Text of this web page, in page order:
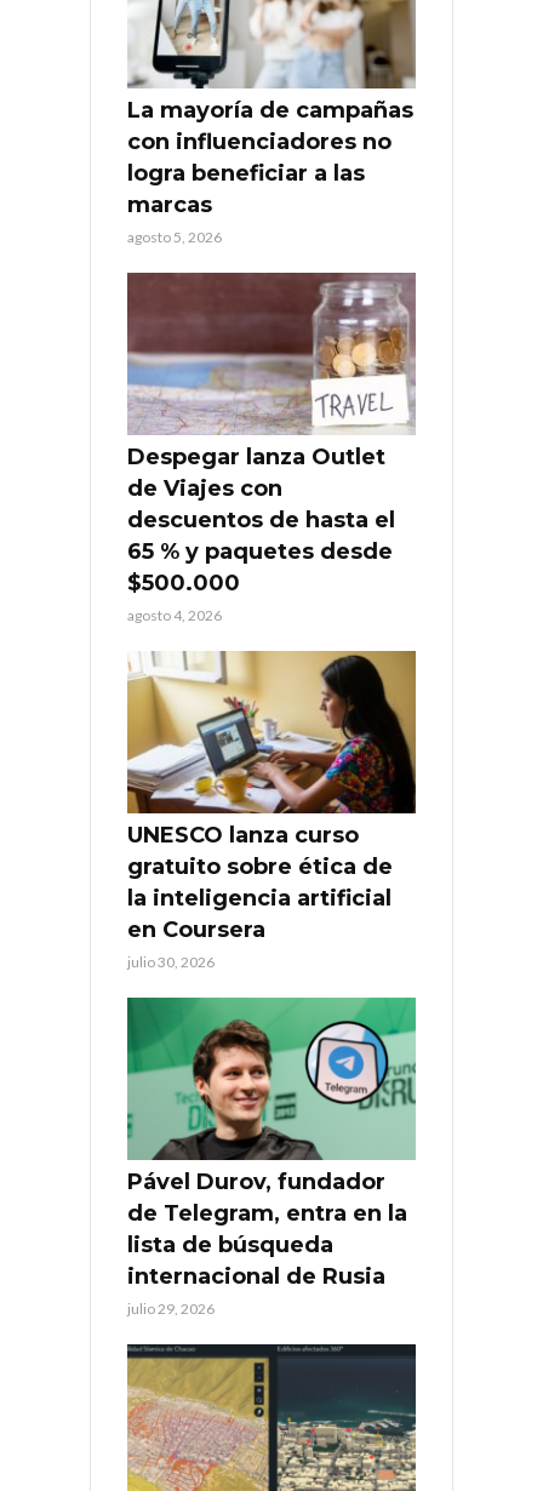
La mayoría de campañas
con influenciadores no
logra beneficiar a las
marcas
agosto 5, 2026
Despegar lanza Outlet
de Viajes con
descuentos de hasta el
65 % y paquetes desde
$500.000
agosto 4, 2026
UNESCO lanza curso
gratuito sobre ética de
la inteligencia artificial
en Coursera
julio 30, 2026
Pável Durov, fundador
de Telegram, entra en la
lista de búsqueda
internacional de Rusia
julio 29, 2026